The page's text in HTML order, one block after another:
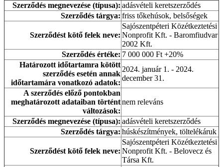
Szerződés megnevezése (típusa): adásvételi keretszerződés
Szerződés tárgya: friss tőkehúsok, belsőségek
Szerződést kötő felek neve:
Sajószentpéteri Közétkeztetési
Nonprofit Kft. - Baromfiudvar
2002 Kft.
Szerződés értéke: 7 000 000 Ft +20%
Határozott időtartamra kötött
szerződés esetén annak
időtartamára vonatkozó adatok:
2024. január 1. - 2024.
december 31.
A szerződés előző pontokban
meghatározott adataiban történt
változások:
nem releváns
Szerződés megnevezése (típusa): adásvételi keretszerződés
Szerződés tárgya: húskészítmények, töltelékáruk
Szerződést kötő felek neve:
Sajószentpéteri Közétkeztetési
Nonprofit Kft. - Belovecz és
Társa Kft.